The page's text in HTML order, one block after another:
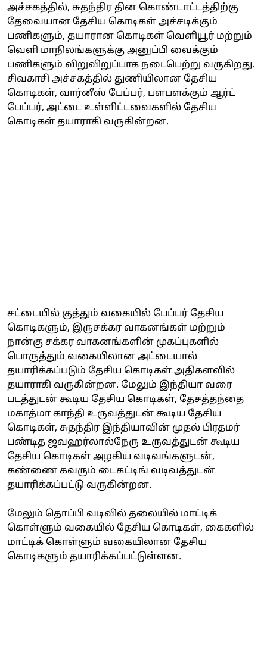
அச்சகத்தில், சுதந்திர தின கொண்டாட்டத்திற்கு
தேவையான தேசிய கொடிகள் அச்சடிக்கும்
பணிகளும், தயாரான கொடிகள் வெளியூர் மற்றும்
வெளி மாநிலங்களுக்கு அனுப்பி வைக்கும்
பணிகளும் விறுவிறுப்பாக நடைபெற்று வருகிறது.
சிவகாசி அச்சகத்தில் துணியிலான தேசிய
கொடிகள், வார்னீஸ் பேப்பர், பளபளக்கும் ஆர்ட்
பேப்பர், அட்டை உள்ளிட்டவைகளில் தேசிய
கொடிகள் தயாராகி வருகின்றன.
சட்டையில் குத்தும் வகையில் பேப்பர் தேசிய
கொடிகளும், இருசக்கர வாகனங்கள் மற்றும்
நான்கு சக்கர வாகனங்களின் முகப்புகளில்
பொருத்தும் வகையிலான அட்டையால்
தயாரிக்கப்படும் தேசிய கொடிகள் அதிகளவில்
தயாராகி வருகின்றன. மேலும் இந்தியா வரை
படத்துடன் கூடிய தேசிய கொடிகள், தேசத்தந்தை
மகாத்மா காந்தி உருவத்துடன் கூடிய தேசிய
கொடிகள், சுதந்திர இந்தியாவின் முதல் பிரதமர்
பண்டித ஜவஹர்லால்நேரு உருவத்துடன் கூடிய
தேசிய கொடிகள் அழகிய வடிவங்களுடன்,
கண்ணை கவரும் டைகட்டிங் வடிவத்துடன்
தயாரிக்கப்பட்டு வருகின்றன.
மேலும் தொப்பி வடிவில் தலையில் மாட்டிக்
கொள்ளும் வகையில் தேசிய கொடிகள், கைகளில்
மாட்டிக் கொள்ளும் வகையிலான தேசிய
கொடிகளும் தயாரிக்கப்பட்டுள்ளன.